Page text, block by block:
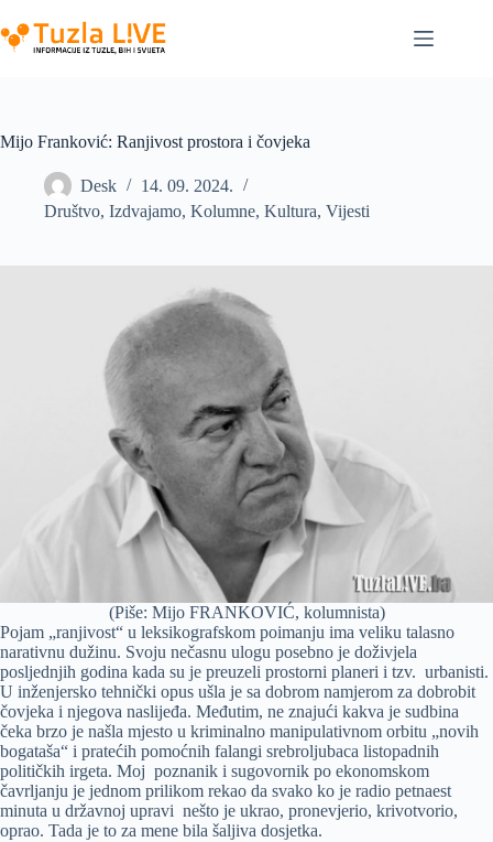
to
content
Mijo Franković: Ranjivost prostora i čovjeka
Desk
14. 09. 2024.
Društvo, Izdvajamo, Kolumne, Kultura, Vijesti
(Piše: Mijo FRANKOVIĆ, kolumnista)
Pojam „ranjivost“ u leksikografskom poimanju ima veliku talasno
narativnu dužinu. Svoju nečasnu ulogu posebno je doživjela
posljednjih godina kada su je preuzeli prostorni planeri i tzv. urbanisti.
U inženjersko tehnički opus ušla je sa dobrom namjerom za dobrobit
čovjeka i njegova naslijeđa. Međutim, ne znajući kakva je sudbina
čeka brzo je našla mjesto u kriminalno manipulativnom orbitu „novih
bogataša“ i pratećih pomoćnih falangi srebroljubaca listopadnih
političkih irgeta. Moj poznanik i sugovornik po ekonomskom
čavrljanju je jednom prilikom rekao da svako ko je radio petnaest
minuta u državnoj upravi nešto je ukrao, pronevjerio, krivotvorio,
oprao. Tada je to za mene bila šaljiva dosjetka.